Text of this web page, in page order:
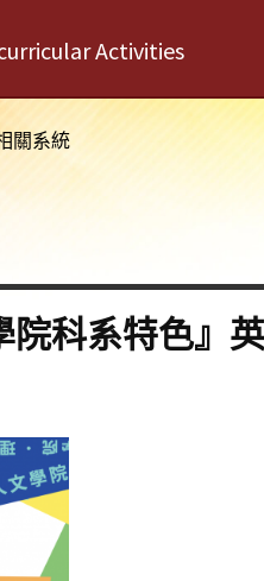
Activities
關系統
科系特色』